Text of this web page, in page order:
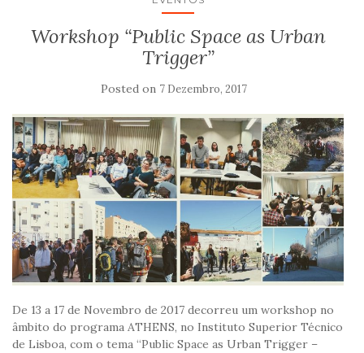
Workshop “Public Space as Urban
Trigger”
Posted on 7 Dezembro, 2017
De 13 a 17 de Novembro de 2017 decorreu um workshop no
âmbito do programa ATHENS, no Instituto Superior Técnico
de Lisboa, com o tema “Public Space as Urban Trigger –